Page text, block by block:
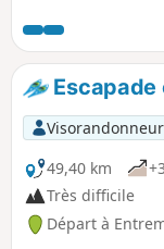
nécessaire.
surtout la
de neige doit être
présente aucune
29/08/2024 :
Escapade
Visorandonneur
49,40 km
Très difficile
Départ à